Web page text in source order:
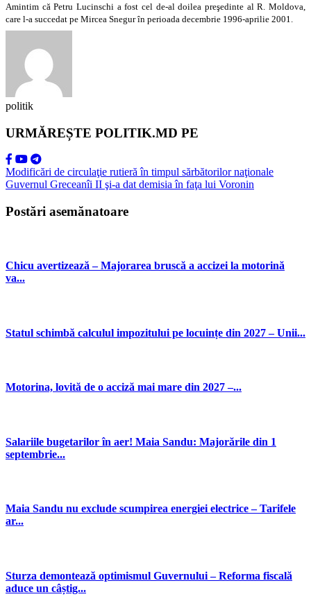
Amintim că Petru Lucinschi a fost cel de-al doilea preşedinte al R. Moldova,
care l-a succedat pe Mircea Snegur în perioada decembrie 1996-aprilie 2001.
politik
URMĂREȘTE POLITIK.MD PE
Modificări de circulaţie rutieră în timpul sărbătorilor naţionale
Guvernul Greceanîi II şi-a dat demisia în faţa lui Voronin
Postări asemănatoare
Chicu avertizează – Majorarea bruscă a accizei la motorină
va...
Statul schimbă calculul impozitului pe locuințe din 2027 – Unii...
Motorina, lovită de o acciză mai mare din 2027 –...
Salariile bugetarilor în aer! Maia Sandu: Majorările din 1
septembrie...
Maia Sandu nu exclude scumpirea energiei electrice – Tarifele
ar...
Sturza demontează optimismul Guvernului – Reforma fiscală
aduce un câștig...